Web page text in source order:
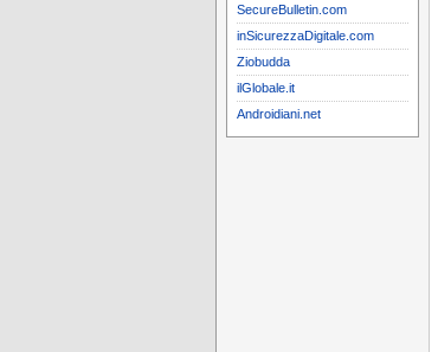
SecureBulletin.com
inSicurezzaDigitale.com
Ziobudda
ilGlobale.it
Androidiani.net